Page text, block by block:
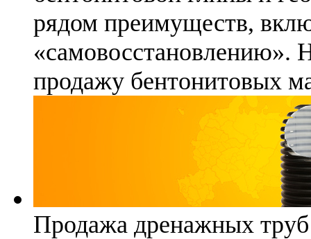
рядом преимуществ,
«самовосстановлению».
продажу бентонитовых
Продажа дренажных труб